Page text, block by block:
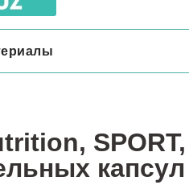
капсул